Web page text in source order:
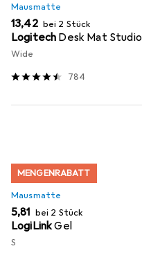
Mausmatte
EUR
13,42 bei 2 Stück
Logitech Desk Mat Studio
Wide
784
MENGENRABATT
Mausmatte
EUR
5,81 bei 2 Stück
LogiLinkGel
S